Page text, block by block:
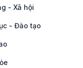
- Xã hội
- Đào tạo